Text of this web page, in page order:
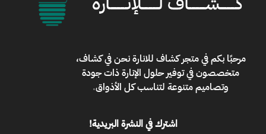
مرحبًا بكم فيمتجر كشاف للانارةنحن في كشاف،
متخصصون في توفير حلول الإنارة ذات جودة
وتصاميم متنوعة لتناسب كل الأذواق.
اشترك في النشرة البريدية!